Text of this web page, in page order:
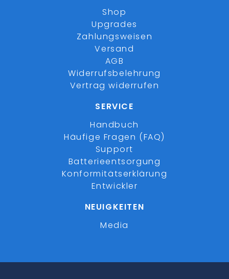
Shop
Upgrades
Zahlungsweisen
Versand
AGB
Widerrufsbelehrung
Vertrag widerrufen
SERVICE
Handbuch
Häufige Fragen (FAQ)
Support
Batterieentsorgung
Konformitätserklärung
Entwickler
NEUIGKEITEN
Media